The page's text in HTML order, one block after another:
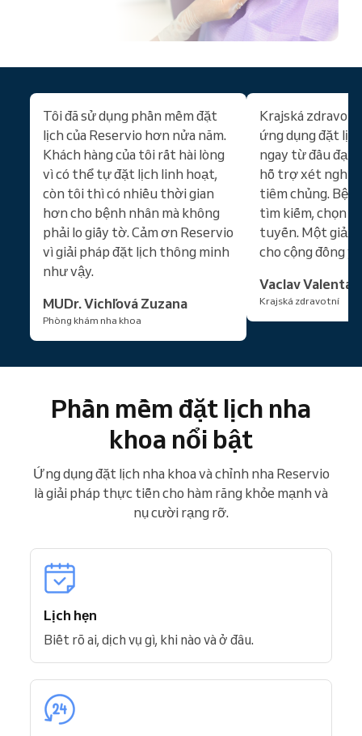
Tôi đã sử dụng phần mềm đặt
lịch của Reservio hơn nửa năm.
Khách hàng của tôi rất hài lòng
vì có thể tự đặt lịch linh hoạt,
còn tôi thì có nhiều thời gian
hơn cho bệnh nhân mà không
phải lo giấy tờ. Cảm ơn Reservio
vì giải pháp đặt lịch thông minh
như vậy.
MUDr. Vichľová Zuzana
Phòng khám nha khoa
Krajská
ứng dụng đặt
ngay từ đầu đại
hỗ trợ xét
tiêm chủng.
tìm kiếm, chọn
tuyến. Một giải
cho cộng đồng y
Vaclav Valenta
Krajská zdravotní
Phần mềm đặt lịch nha
khoa nổi bật
Ứng dụng đặt lịch nha khoa và chỉnh nha Reservio
là giải pháp thực tiễn cho hàm răng khỏe mạnh và
nụ cười rạng rỡ.
Lịch hẹn
Biết rõ ai, dịch vụ gì, khi nào và ở đâu.